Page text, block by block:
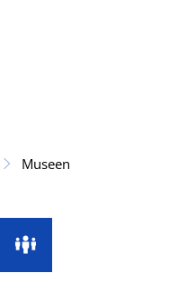
Museen